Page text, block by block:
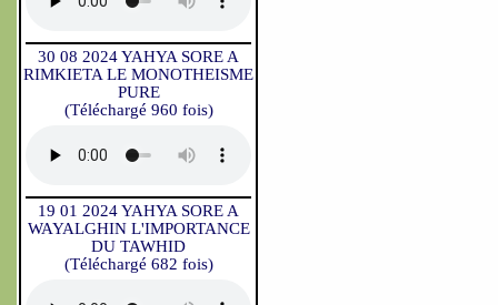
30 08 2024 YAHYA SORE A
RIMKIETA LE MONOTHEISME
PURE
(Téléchargé 960 fois)
19 01 2024 YAHYA SORE A
WAYALGHIN L'IMPORTANCE
DU TAWHID
(Téléchargé 682 fois)